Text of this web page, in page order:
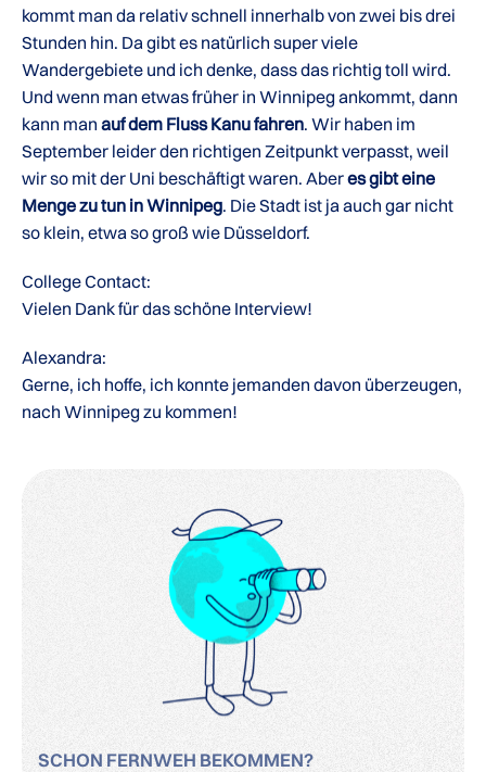
kommt man da relativ schnell innerhalb von zwei bis drei
Stunden hin. Da gibt es natürlich super viele
Wandergebiete und ich denke, dass das richtig toll wird.
Und wenn man etwas früher in Winnipeg ankommt, dann
kann man auf dem Fluss Kanu fahren. Wir haben im
September leider den richtigen Zeitpunkt verpasst, weil
wir so mit der Uni beschäftigt waren. Aberes gibt eine
Menge zu tun in Winnipeg. Die Stadt ist ja auch gar nicht
so klein, etwa so groß wie Düsseldorf.
College Contact:
Vielen Dank für das schöne Interview!
Alexandra:
Gerne, ich hoffe, ich konnte jemanden davon überzeugen,
nach Winnipeg zu kommen!
SCHON FERNWEH BEKOMMEN?